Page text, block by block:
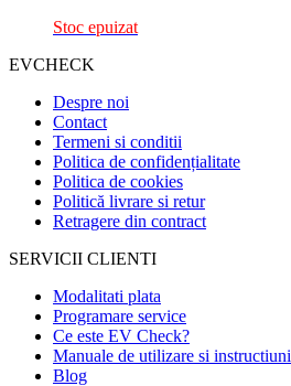
Stoc epuizat
EVCHECK
Despre noi
Contact
Termeni si conditii
Politica de confidențialitate
Politica de cookies
Politică livrare si retur
Retragere din contract
SERVICII CLIENTI
Modalitati plata
Programare service
Ce este EV Check?
Manuale de utilizare si instructiuni
Blog